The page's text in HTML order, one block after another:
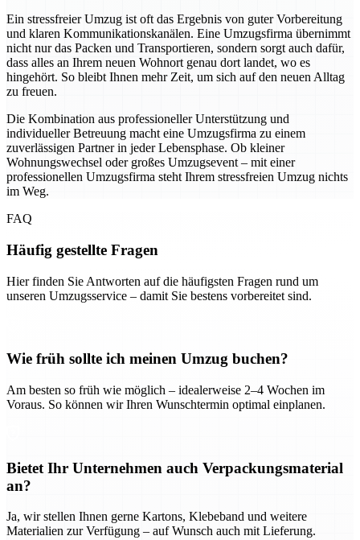
Ein stressfreier Umzug ist oft das Ergebnis von guter Vorbereitung
und klaren Kommunikationskanälen. Eine Umzugsfirma übernimmt
nicht nur das Packen und Transportieren, sondern sorgt auch dafür,
dass alles an Ihrem neuen Wohnort genau dort landet, wo es
hingehört. So bleibt Ihnen mehr Zeit, um sich auf den neuen Alltag
zu freuen.
Die Kombination aus professioneller Unterstützung und
individueller Betreuung macht eine Umzugsfirma zu einem
zuverlässigen Partner in jeder Lebensphase. Ob kleiner
Wohnungswechsel oder großes Umzugsevent – mit einer
professionellen Umzugsfirma steht Ihrem stressfreien Umzug nichts
im Weg.
FAQ
Häufig gestellte Fragen
Hier finden Sie Antworten auf die häufigsten Fragen rund um
unseren Umzugsservice – damit Sie bestens vorbereitet sind.
Wie früh sollte ich meinen Umzug buchen?
Am besten so früh wie möglich – idealerweise 2–4 Wochen im
Voraus. So können wir Ihren Wunschtermin optimal einplanen.
Bietet Ihr Unternehmen auch Verpackungsmaterial
an?
Ja, wir stellen Ihnen gerne Kartons, Klebeband und weitere
Materialien zur Verfügung – auf Wunsch auch mit Lieferung.